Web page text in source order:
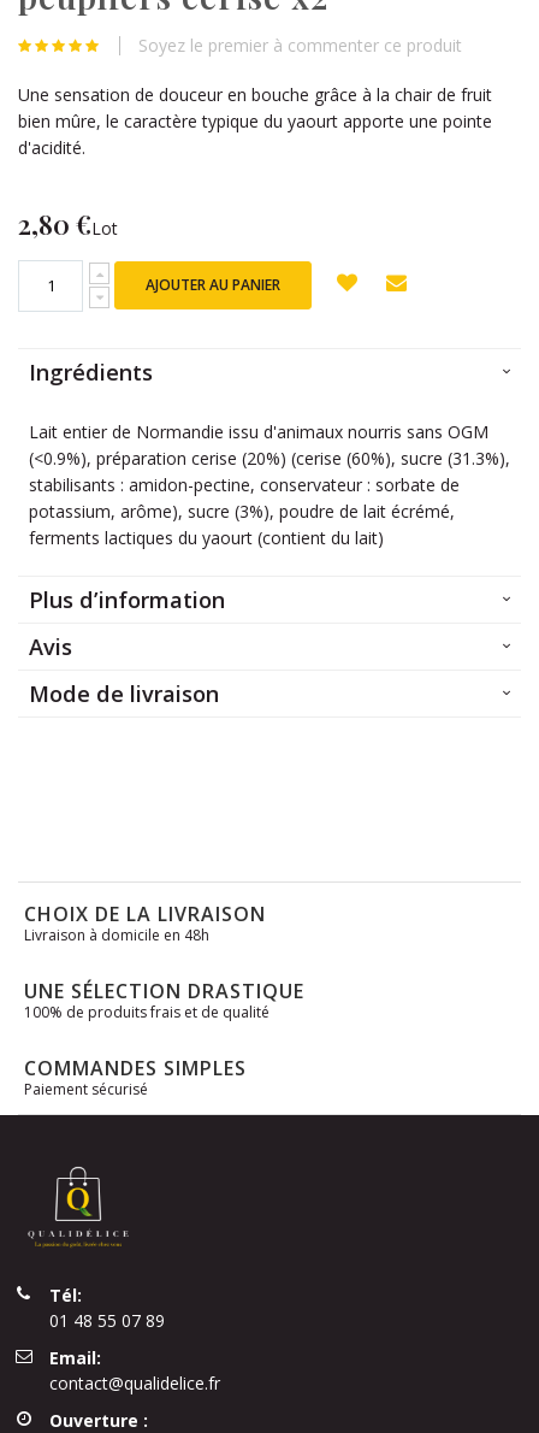
beginning
of
images
gallery
Soyez le premier à commenter ce produit
Une sensation de douceur en bouche grâce à la chair de fruit
bien mûre, le caractère typique du yaourt apporte une pointe
d'acidité.
2,80 €Lot
AJOUTER AU PANIER
Ingrédients
Lait entier de Normandie issu d'animaux nourris sans OGM
(<0.9%), préparation cerise (20%) (cerise (60%), sucre (31.3%),
stabilisants : amidon-pectine, conservateur : sorbate de
potassium, arôme), sucre (3%), poudre de lait écrémé,
ferments lactiques du yaourt (contient du lait)
Plus d’information
Avis
Mode de livraison
CHOIX DE LA LIVRAISON
Livraison à domicile en 48h
UNE SÉLECTION DRASTIQUE
100% de produits frais et de qualité
COMMANDES SIMPLES
Paiement sécurisé
Tél:
01 48 55 07 89
Email:
contact@qualidelice.fr
Ouverture :